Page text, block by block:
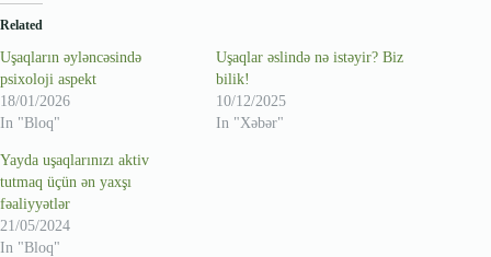
Related
Uşaqların əyləncəsində
psixoloji aspekt
18/01/2026
In "Bloq"
Uşaqlar əslində nə istəyir? Biz
bilik!
10/12/2025
In "Xəbər"
Yayda uşaqlarınızı aktiv
tutmaq üçün ən yaxşı
fəaliyyətlər
21/05/2024
In "Bloq"